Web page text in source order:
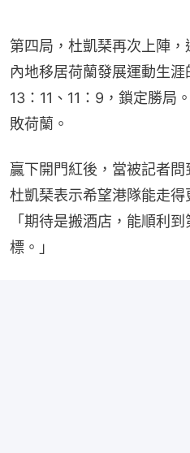
第四局，杜凱琹再次上陣
內地移居荷蘭發展運動生涯
13：11、11：9，鎖定勝局
敗荷蘭。
贏下開門紅後，當被記者問
杜凱琹表示希望港隊能走得
「期待是搬酒店，能順利
標。」